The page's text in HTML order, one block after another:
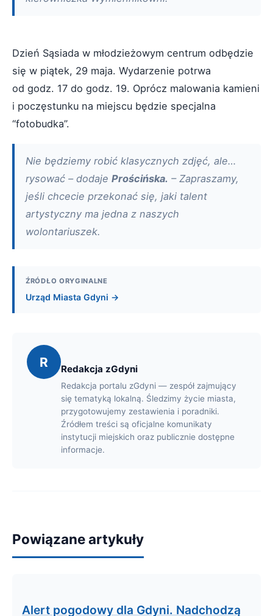
Dzień Sąsiada w młodzieżowym centrum odbędzie
się w piątek, 29 maja. Wydarzenie potrwa
od godz. 17 do godz. 19. Oprócz malowania kamieni
i poczęstunku na miejscu będzie specjalna
“fotobudka”.
Nie będziemy robić klasycznych zdjęć, ale…
rysować – dodaje Prościńska. – Zapraszamy,
jeśli chcecie przekonać się, jaki talent
artystyczny ma jedna z naszych
wolontariuszek.
ŹRÓDŁO ORYGINALNE
Urząd Miasta Gdyni →
R Redakcja zGdyni
Redakcja portalu zGdyni — zespół zajmujący
się tematyką lokalną. Śledzimy życie miasta,
przygotowujemy zestawienia i poradniki.
Źródłem treści są oficjalne komunikaty
instytucji miejskich oraz publicznie dostępne
informacje.
Powiązane artykuły
Alert pogodowy dla Gdyni. Nadchodzą